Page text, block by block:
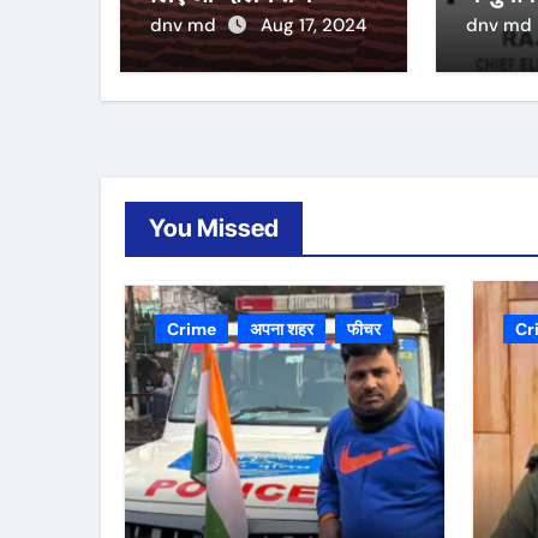
dnv md Aug 17, 2024 dnv md
You Missed
Crime अपना शहर फीचर